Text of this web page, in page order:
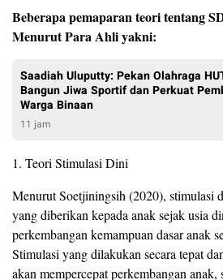
Beberapa pemaparan teori tentang
Menurut Para Ahli yakni:
Saadiah Uluputty: Pekan Olahraga
Bangun Jiwa Sportif dan Perkuat
Warga Binaan
11 jam
1. Teori Stimulasi Dini
Menurut Soetjiningsih (2020), stimulasi
yang diberikan kepada anak sejak usia
perkembangan kemampuan dasar anak
Stimulasi yang dilakukan secara tepat
akan mempercepat perkembangan